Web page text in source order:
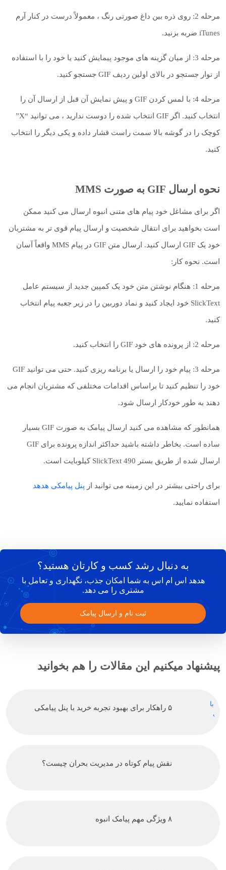
مرحله 2: روی ذره بین داغ صورتی رنگ ، معمولاً درست در کنار آرم
iTunes ضربه بزنید.
مرحله 3: از میان گزینه های موجود پیمایش کنید یا خود را با استفاده
از نوار جستجو در بالای اولین ردیف GIF جستجو کنید.
مرحله 4: با لمس کردن GIF و پیش نمایش آن قبل از ارسال آن را
انتخاب کنید. اگر GIF انتخاب شده را دوست ندارید ، می توانید “X”
کوچک را در گوشه بالا سمت راست فشار داده و یکی دیگر را انتخاب
کنید.
نحوه ارسال GIF به صورت MMS
اگر برای مشاغل خود پیام های متنی انبوه ارسال می کنید ممکن
است بخواهید برای انتقال شخصیت و ارسال پیام قوی تر به مشتریان
خود یک GIF ارسال کنید. ارسال متن GIF در پیام MMS واقعاً آسان
است. نحوه کار:
مرحله 1: هنگام نوشتن متن خود یک کمپین جدید از سیستم عامل
SlickText خود ایجاد کنید و نماد دوربین را در زیر جعبه پیام انتخاب
کنید.
مرحله 2: از پرونده های خود GIF را انتخاب کنید.
مرحله 3: پیام خود را ارسال یا برنامه ریزی کنید. حتی می توانید GIF
خود را تنظیم کنید تا براساس اقدامات مختلفی که مشتریان انجام می
دهند به طور خودکار ارسال شود.
همانطور که مشاهده می کنید ارسال پیامک به صورت GIF بسیار
ساده است. بخاطر داشته باشید حداکثر اندازه پرونده برای GIF
ارسال شده از طریق بستر SlickText 490 کیلوبایت است.
برای راحتی بیشتر در این زمینه می توانید از پنل پیامکی هدهد
استفاده نمایید.
به دنبال رشد کسب و کارتان هستید؟
هدهد اس ام اس به شما امکان جذب، نگهداری و تعامل با
مشتری را می دهد.
ثبت نام و ارسال پیامک
پیشنهاد میکنیم این مقالات را هم بخوانید
۵ راهکار برای بهبود تجربه خرید با پنل پیامکی
نقش پیام کوتاه در مدیریت بحران چیست؟
۸ ویژگی مهم پیامک انبوه